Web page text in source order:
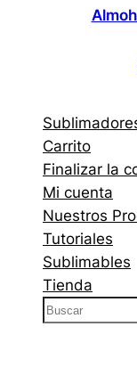
Carrito
Finalizar la
Mi cuenta
Nuestros
Tutoriales
Sublimables
Tienda
B